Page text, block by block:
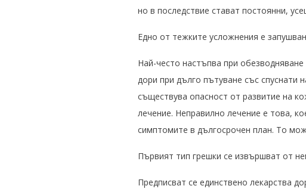
но в последствие стават постоянни,
Едно от тежките усложнения е
Най-често настъпва при
дори при дълго пътуване със спуснати
съществува опасност от развитие на
лечение. Неправилно лечение е това,
симптомите в дългосрочен план. То
Първият тип грешки се извършват от
Предписват се единствено лекарства